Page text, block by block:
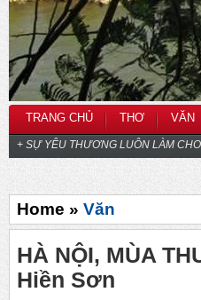
TRANG CHỦ THƠ VĂN
+ SỰ YÊU THƯƠNG LUÔN LÀM
Home » Văn
HÀ NỘI, MÙA
Hiền Sơn